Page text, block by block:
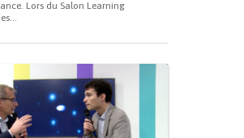
Lors du Salon Learning